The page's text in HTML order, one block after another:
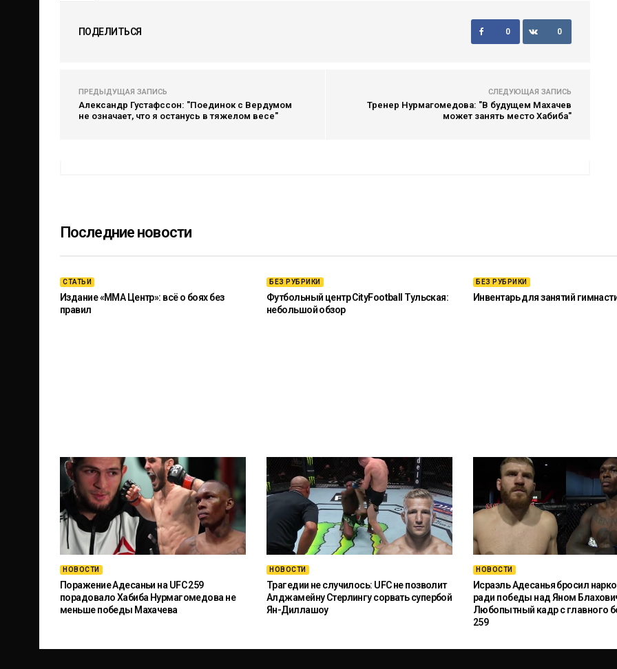
ПОДЕЛИТЬСЯ 0 0
ПРЕДЫДУЩАЯ ЗАПИСЬ
Александр Густафссон: "Поединок с Вердумом
не означает, что я останусь в тяжелом весе"
СЛЕДУЮЩАЯ ЗАПИСЬ
Тренер Нурмагомедова: "В будущем Махачев
может занять место Хабиба"
Последние новости
СТАТЬИ
Издание «ММА Центр»: всё о боях без
правил
БЕЗ РУБРИКИ
Футбольный центр CityFootball Тульская:
небольшой обзор
БЕЗ РУБРИКИ
Инвентарь для занятий
НОВОСТИ
Поражение Адесаньи на UFC 259
порадовало Хабиба Нурмагомедова не
меньше победы Махачева
НОВОСТИ
Трагедии не случилось: UFC не позволит
Алджамейну Стерлингу сорвать супербой
Ян-Диллашоу
НОВОСТИ
Исраэль Адесанья бросил
ради победы над Яном
Любопытный кадр с главного
259